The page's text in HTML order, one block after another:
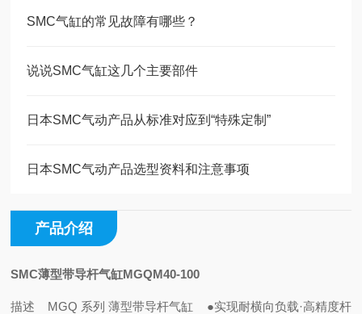
SMC气缸的常见故障有哪些？
说说SMC气缸这几个主要部件
日本SMC气动产品从标准对应到“特殊定制”
日本SMC气动产品选型资料和注意事项
产品介绍
SMC薄型带导杆气缸MGQM40-100
描述 MGQ 系列 薄型带导杆气缸 ●实现耐横向负载·高精度杆